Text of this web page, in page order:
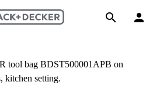
to main content